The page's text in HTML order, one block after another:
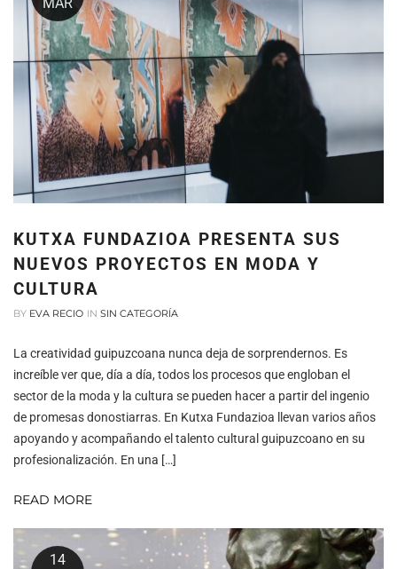
KUTXA FUNDAZIOA PRESENTA SUS
NUEVOS PROYECTOS EN MODA Y
CULTURA
BY EVA RECIO IN SIN CATEGORÍA
La creatividad guipuzcoana nunca deja de sorprendernos. Es
increíble ver que, día a día, todos los procesos que engloban el
sector de la moda y la cultura se pueden hacer a partir del ingenio
de promesas donostiarras. En Kutxa Fundazioa llevan varios años
apoyando y acompañando el talento cultural guipuzcoano en su
profesionalización. En una […]
READ MORE
14